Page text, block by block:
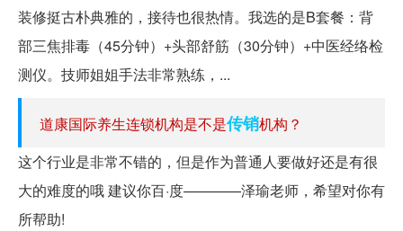
装修挺古朴典雅的，接待也很热情。我选的是B套餐：背
部三焦排毒（45分钟）+头部舒筋（30分钟）+中医经络检
测仪。技师姐姐手法非常熟练，...
道康国际养生连锁机构是不是传销机构？
这个行业是非常不错的，但是作为普通人要做好还是有很
大的难度的哦 建议你百·度————泽瑜老师，希望对你有
所帮助!